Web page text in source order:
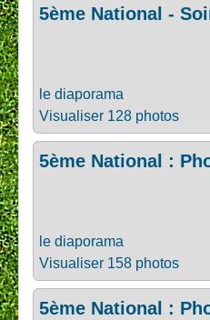
5ème National -
le diaporama
Visualiser 128 photos
5ème National :
le diaporama
Visualiser 158 photos
5ème National :